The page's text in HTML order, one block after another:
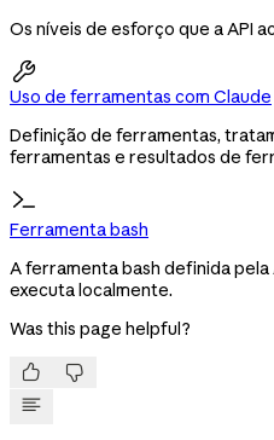
Os níveis de esforço que a API

Uso de ferramentas com Claude
Definição de ferramentas,
ferramentas e resultados de
Ferramenta bash
A ferramenta bash definida
executa localmente.
Was this page helpful?
 